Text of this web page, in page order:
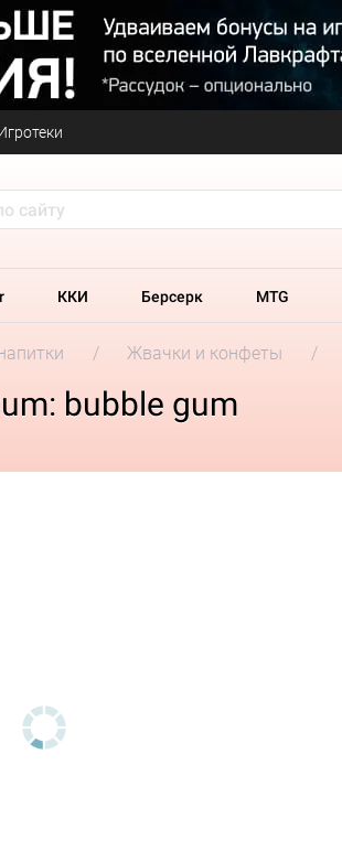
ККИ Берсерк MTG
Жвачки и конфеты
bubble gum